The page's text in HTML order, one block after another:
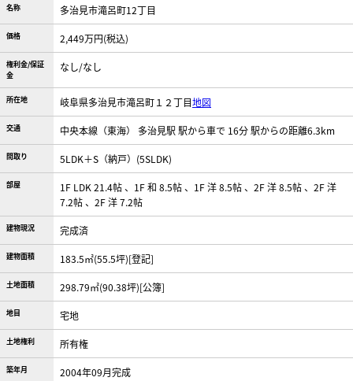
名称 多治見市滝呂町12丁目
価格 2,449万円(税込)
権利金/保証
金
なし/なし
所在地 岐阜県多治見市滝呂町１２丁目地図
交通 中央本線（東海） 多治見駅 駅から車で 16分 駅からの距離6.3km
間取り 5LDK＋S（納戸）(5SLDK)
部屋
1F LDK 21.4帖 、1F 和 8.5帖 、1F 洋 8.5帖 、2F 洋 8.5帖 、2F 洋
7.2帖 、2F 洋 7.2帖
建物現況 完成済
建物面積 183.5㎡(55.5坪)[登記]
土地面積 298.79㎡(90.38坪)[公簿]
地目 宅地
土地権利 所有権
築年月 2004年09月完成